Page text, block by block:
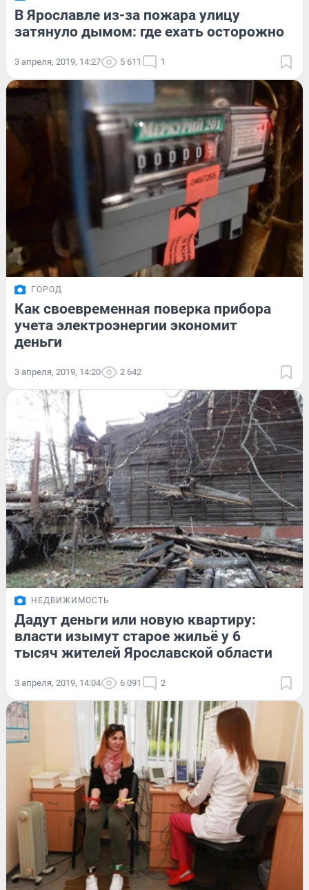
В Ярославле из-за пожара улицу
затянуло дымом: где ехать осторожно
3 апреля, 2019, 14:27 5 611 1
ГОРОД
Как своевременная поверка прибора
учета электроэнергии экономит
деньги
3 апреля, 2019, 14:20 2 642
НЕДВИЖИМОСТЬ
Дадут деньги или новую квартиру:
власти изымут старое жильё у 6
тысяч жителей Ярославской области
3 апреля, 2019, 14:04 6 091 2